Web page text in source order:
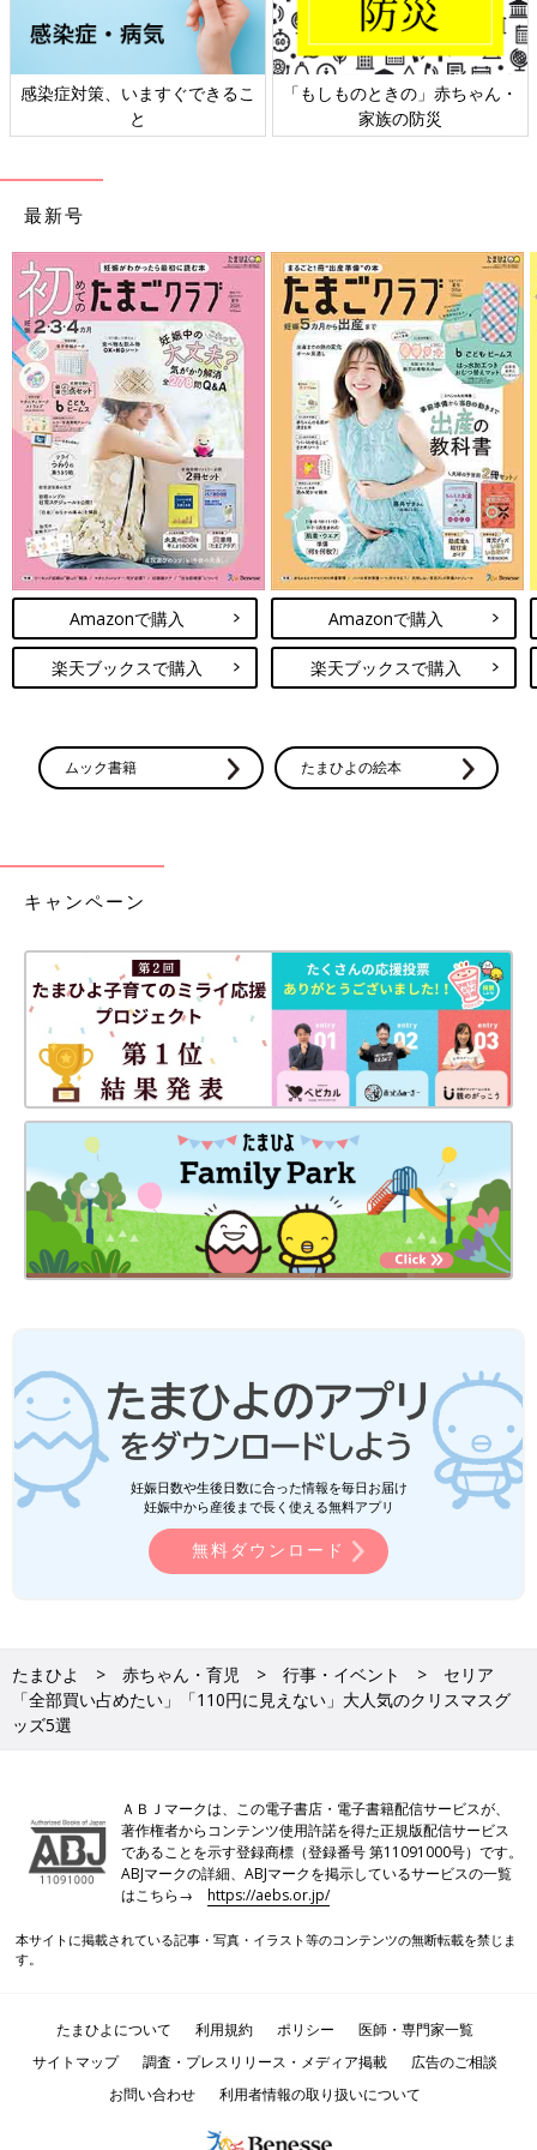
感染症対策、いますぐできるこ
と
「もしものときの」赤ちゃん・
家族の防災
最新号
Amazonで購入
楽天ブックスで購入
Amazonで購入
楽天ブックスで購入
ムック書籍 たまひよの絵本
キャンペーン
妊娠日数や生後日数に合った情報を毎日お届け
妊娠中から産後まで長く使える無料アプリ
無料ダウンロード
たまひよ 赤ちゃん・育児 行事・イベント
セリア
「全部買い占めたい」「110円に見えない」大人気のクリスマスグ
ッズ5選
ＡＢＪマークは、この電子書店・電子書籍配信サービスが、
著作権者からコンテンツ使用許諾を得た正規版配信サービス
であることを示す登録商標（登録番号 第11091000号）です。
ABJマークの詳細、ABJマークを掲示しているサービスの一覧
はこちら→https://aebs.or.jp/
本サイトに掲載されている記事・写真・イラスト等のコンテンツの無断転載を禁じま
す。
たまひよについて 利用規約 ポリシー
医師・専門家一覧
サイトマップ
調査・プレスリリース・メディア掲載
広告のご相談
お問い合わせ
利用者情報の取り扱いについて